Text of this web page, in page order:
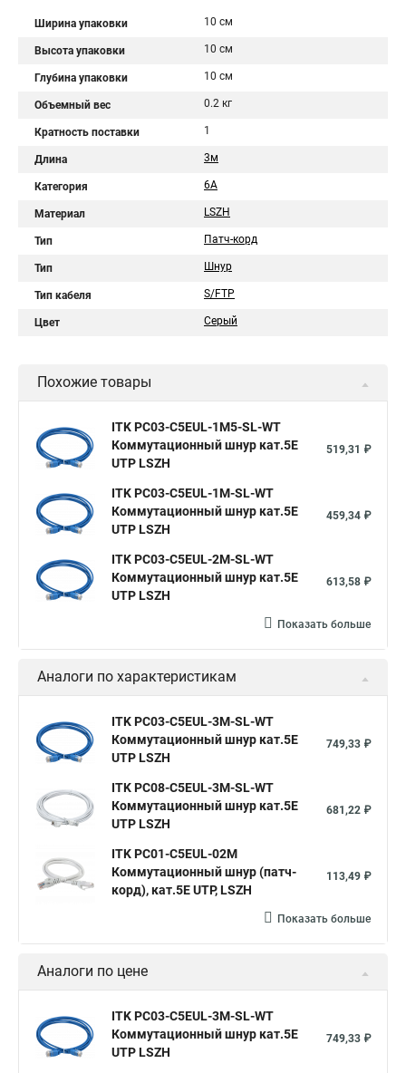
Ширина упаковки 10 см
Высота упаковки 10 см
Глубина упаковки 10 см
Объемный вес 0.2 кг
Кратность поставки 1
Длина 3м
Категория 6А
Материал LSZH
Тип Патч-корд
Тип Шнур
Тип кабеля S/FTP
Цвет Серый
Похожие товары
ITK PC03-C5EUL-1M5-SL-WT
Коммутационный шнур кат.5E
UTP LSZH
519,31 ₽
ITK PC03-C5EUL-1M-SL-WT
Коммутационный шнур кат.5E
UTP LSZH
459,34 ₽
ITK PC03-C5EUL-2M-SL-WT
Коммутационный шнур кат.5E
UTP LSZH
613,58 ₽
Показать больше
Аналоги по характеристикам
ITK PC03-C5EUL-3M-SL-WT
Коммутационный шнур кат.5E
UTP LSZH
749,33 ₽
ITK PC08-C5EUL-3M-SL-WT
Коммутационный шнур кат.5E
UTP LSZH
681,22 ₽
ITK PC01-C5EUL-02M
Коммутационный шнур (патч-
корд), кат.5Е UTP, LSZH
113,49 ₽
Показать больше
Аналоги по цене
ITK PC03-C5EUL-3M-SL-WT
Коммутационный шнур кат.5E
UTP LSZH
749,33 ₽